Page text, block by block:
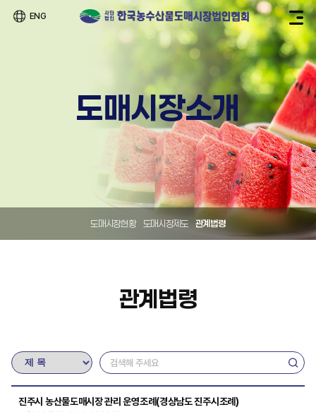
ENG
도매시장소개
도매시장현황 도매시장제도 관계법령
관계법령
진주시 농산물도매시장 관리 운영조례(경상남도 진주시조례)